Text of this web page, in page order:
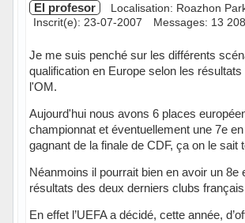
El profesor
Localisation: Roazhon
Inscrit(e): 23-07-2007
Messages: 13 208
Je me suis penché sur les différents
qualification en Europe selon les
l'OM.
Aujourd'hui nous avons 6 places
championnat et éventuellement une 7e
gagnant de la finale de CDF, ça on le sait
Néanmoins il pourrait bien en avoir un 8e
résultats des deux derniers clubs
En effet l’UEFA a décidé, cette année,